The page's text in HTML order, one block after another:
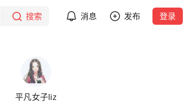
搜索 消息 发布 登录
平凡女子liz